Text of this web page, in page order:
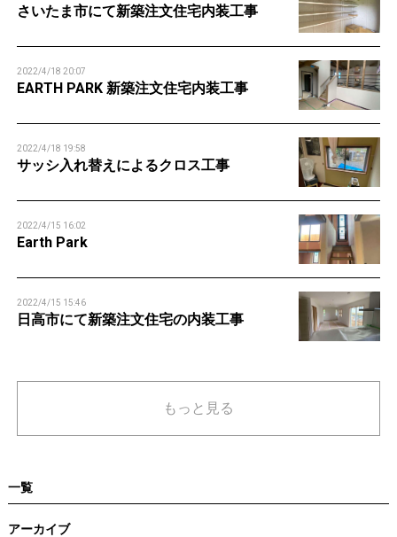
さいたま市にて新築注文住宅内装工事
2022/4/18 20:07
EARTH PARK 新築注文住宅内装工事
2022/4/18 19:58
サッシ入れ替えによるクロス工事
2022/4/15 16:02
Earth Park
2022/4/15 15:46
日高市にて新築注文住宅の内装工事
もっと見る
一覧
アーカイブ